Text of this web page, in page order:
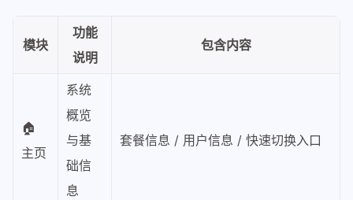
模块
功能
说明
包含内容
🏠
主页
系统
概览
与基
础信
息
套餐信息 / 用户信息 / 快速切换入口